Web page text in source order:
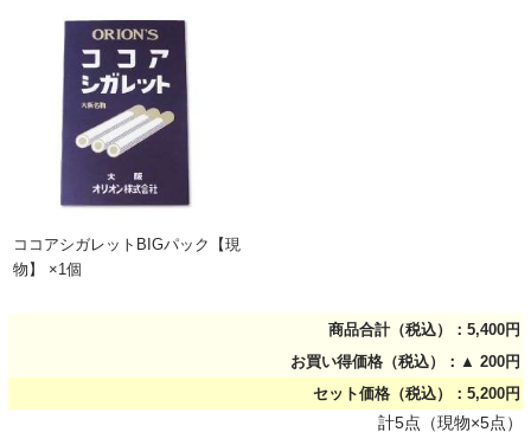
ココアシガレットBIGパック【現
物】 ×1個
商品合計（税込）：5,400円
お買い得価格（税込）：▲ 200円
セット価格（税込）：5,200円
計5点（現物×5点）